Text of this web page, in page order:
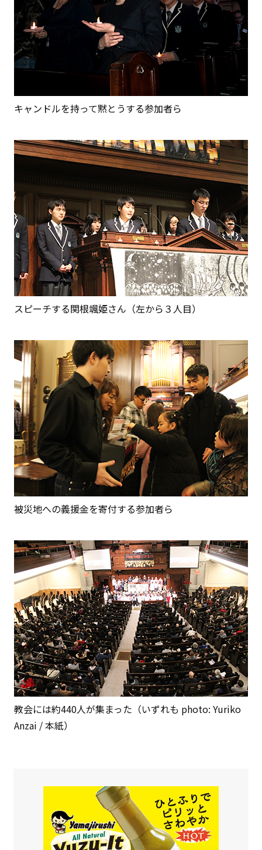
キャンドルを持って黙とうする参加者ら
スピーチする関根颯姫さん（左から３人目）
被災地への義援金を寄付する参加者ら
教会には約440人が集まった（いずれも photo: Yuriko
Anzai / 本紙）